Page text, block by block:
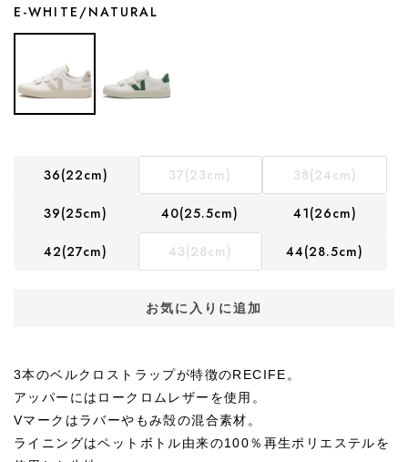
E-WHITE/NATURAL
36(22cm) 37(23cm) 38(24cm)
39(25cm) 40(25.5cm) 41(26cm)
42(27cm) 43(28cm) 44(28.5cm)
お気に入りに追加
3本のベルクロストラップが特徴のRECIFE。
アッパーにはロークロムレザーを使用。
Vマークはラバーやもみ殻の混合素材。
ライニングはペットボトル由来の100％再生ポリエステルを